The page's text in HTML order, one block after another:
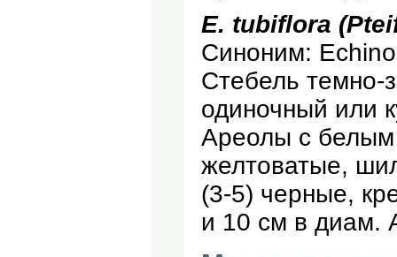
Е. tubiflora
Синоним:
Стебель
одиночный или
Ареолы с белым
желтоватые,
(3-5) черные,
и 10 см в диам.